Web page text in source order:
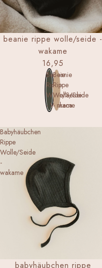
beanie rippe wolle/seide -
wakame
16,95
Beanie
Rippe
Wolle/Seide
- Wakame
Beanie
Rippe
Wolle/Seide
- maca
Babyhäubchen
Rippe
Wolle/Seide
-
wakame
babyhäubchen rippe